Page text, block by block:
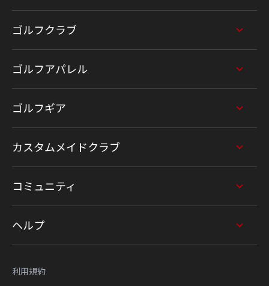
ゴルフクラブ
ゴルフアパレル
ゴルフギア
カスタムメイドクラブ
コミュニティ
ヘルプ
利用規約